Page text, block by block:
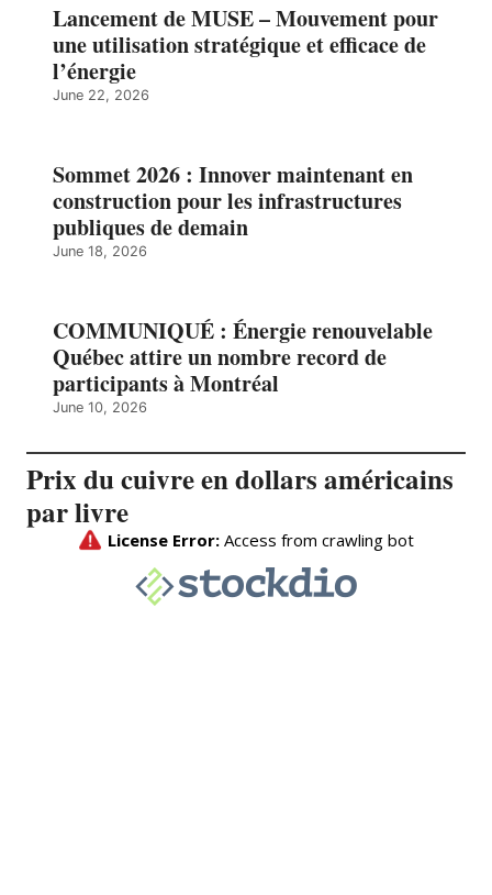
Lancement de MUSE – Mouvement pour
une utilisation stratégique et efficace de
l’énergie
June 22, 2026
Sommet 2026 : Innover maintenant en
construction pour les infrastructures
publiques de demain
June 18, 2026
COMMUNIQUÉ : Énergie renouvelable
Québec attire un nombre record de
participants à Montréal
June 10, 2026
Prix du cuivre en dollars américains
par livre